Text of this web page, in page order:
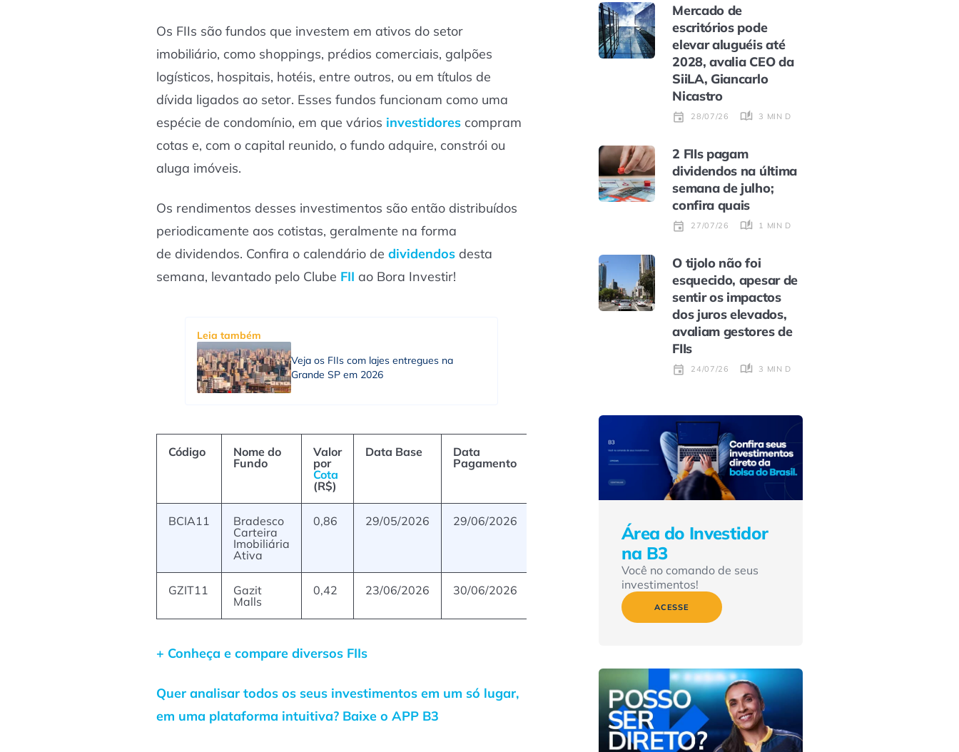
Os FIIs são fundos que investem em ativos do setor
imobiliário, como shoppings, prédios comerciais, galpões
logísticos, hospitais, hotéis, entre outros, ou em títulos de
dívida ligados ao setor. Esses fundos funcionam como uma
espécie de condomínio, em que vários investidores compram
cotas e, com o capital reunido, o fundo adquire, constrói ou
aluga imóveis.
Os rendimentos desses investimentos são então distribuídos
periodicamente aos cotistas, geralmente na forma
de dividendos. Confira o calendário de dividendos desta
semana, levantado pelo Clube FII ao Bora Investir!
Leia também
Veja os FIIs com lajes entregues na
Grande SP em 2026
Código
Nome do
Fundo
Valor
por
Cota
(R$)
Data Base
Data
Pagamento
BCIA11
Bradesco
Carteira
Imobiliária
Ativa
0,86 29/05/2026 29/06/2026
GZIT11
Gazit
Malls
0,42 23/06/2026 30/06/2026
+ Conheça e compare diversos FIIs
Quer analisar todos os seus investimentos em um só lugar,
em uma plataforma intuitiva? Baixe o APP B3
Mercado de
escritórios pode
elevar aluguéis até
2028, avalia CEO da
SiiLA, Giancarlo
Nicastro
28/07/26 3 MIN DE LEITURA
2 FIIs pagam
dividendos na última
semana de julho;
confira quais
27/07/26 1 MIN DE LEITURA
O tijolo não foi
esquecido, apesar de
sentir os impactos
dos juros elevados,
avaliam gestores de
FIIs
24/07/26 3 MIN DE LEITURA
Área do Investidor
na B3
Você no comando de seus
investimentos!
ACESSE